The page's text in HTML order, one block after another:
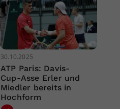
30.10.2025
ATP Paris: Davis-
Cup-Asse Erler und
Miedler bereits in
Hochform